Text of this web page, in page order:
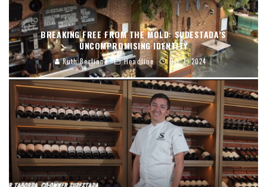
BREAKING FREE FROM THE MOLD: SUDESTADA’S
UNCOMPROMISING IDENTITY
Ruth Berliana Headline Oct 7, 2024